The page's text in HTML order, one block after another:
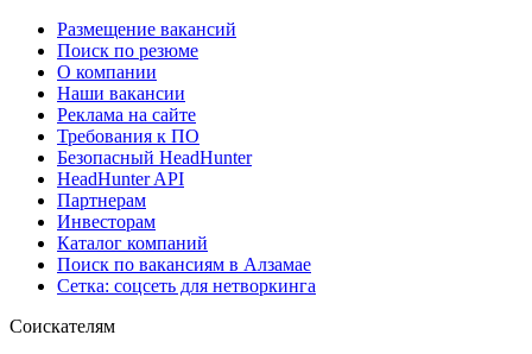
Размещение вакансий
Поиск по резюме
О компании
Наши вакансии
Реклама на сайте
Требования к ПО
Безопасный HeadHunter
HeadHunter API
Партнерам
Инвесторам
Каталог компаний
Поиск по вакансиям в Алзамае
Сетка: соцсеть для нетворкинга
Соискателям